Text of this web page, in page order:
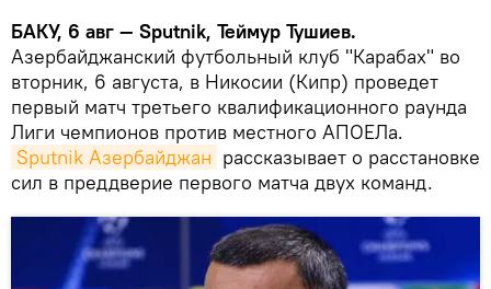
БАКУ, 6 авг — Sputnik, Теймур Тушиев.
Азербайджанский футбольный клуб "Карабах" во
вторник, 6 августа, в Никосии (Кипр) проведет
первый матч третьего квалификационного раунда
Лиги чемпионов против местного АПОЕЛа.
Sputnik Азербайджан рассказывает о расстановке
сил в преддверие первого матча двух команд.